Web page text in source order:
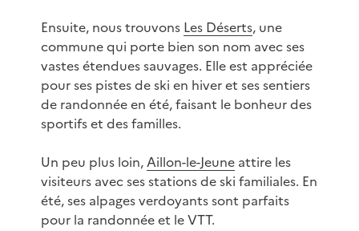
Ensuite, nous trouvons Les Déserts, une
commune qui porte bien son nom avec ses
vastes étendues sauvages. Elle est appréciée
pour ses pistes de ski en hiver et ses sentiers
de randonnée en été, faisant le bonheur des
sportifs et des familles.
Un peu plus loin,Aillon-le-Jeuneattire les
visiteurs avec ses stations de ski familiales. En
été, ses alpages verdoyants sont parfaits
pour la randonnée et le VTT.